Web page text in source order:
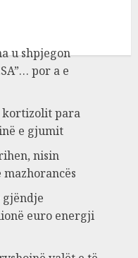
u shpjegon
por a e
kortizolit para
e gjumit
nisin
gjëndje
euro energji